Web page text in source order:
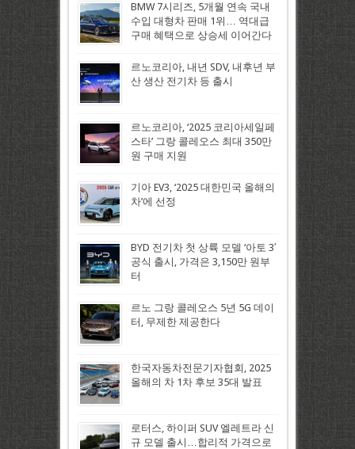
BMW 7시리즈, 5개월 연속 국내
수입 대형차 판매 1위… 역대급
구매 혜택으로 상승세 이어간다
르노코리아, 내년 SDV, 내후년 부
산 생산 전기차 등 출시
르노코리아, ‘2025 코리아세일페
스타’ 그랑 콜레오스 최대 350만
원 구매 지원
기아 EV3, ‘2025 대한민국 올해의
차’에 선정
BYD 전기차 첫 상륙 모델 ‘아토 3′
공식 출시, 가격은 3,150만 원부
터
르노 그랑 콜레오스 5년 5G 데이
터, 무제한 제공한다
한국자동차전문기자협회, 2025
올해의 차 1차 후보 35대 발표
로터스, 하이퍼 SUV 엘레트라 신
규 모델 출시…합리적 가격으로